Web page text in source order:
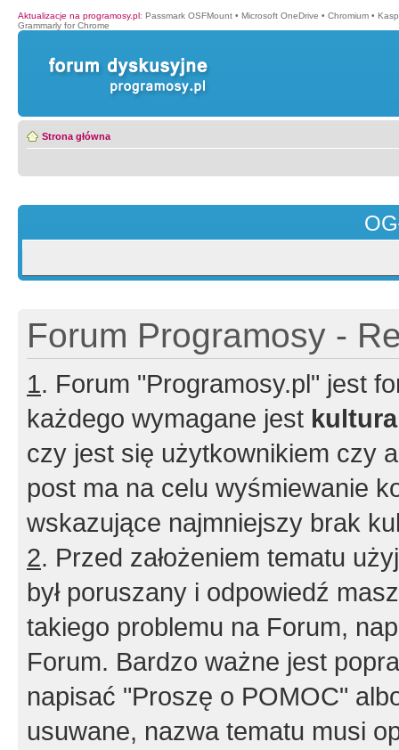
Aktualizacje na programosy.pl: Passmark OSFMount • Microsoft OneDrive • Chromium •
Grammarly for Chrome
Strona główna
Forum Programosy -
1. Forum "Programosy.pl" jest
każdego wymagane jest
czy jest się użytkownikiem czy
post ma na celu wyśmiewanie
wskazujące najmniejszy brak
2. Przed założeniem tematu
był poruszany i odpowiedź
takiego problemu na Forum,
Forum. Bardzo ważne jest
napisać "Proszę o POMOC"
usuwane, nazwa tematu musi